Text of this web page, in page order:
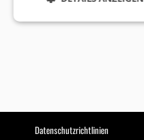
Datenschutzrichtlinien